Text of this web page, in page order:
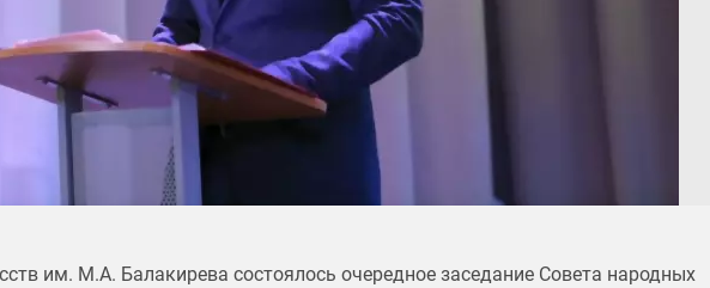
им. М.А. Балакирева состоялось очередное заседание Совета народных